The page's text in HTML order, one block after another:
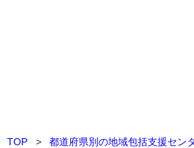
TOP
都道府県別の地域包括支援セン